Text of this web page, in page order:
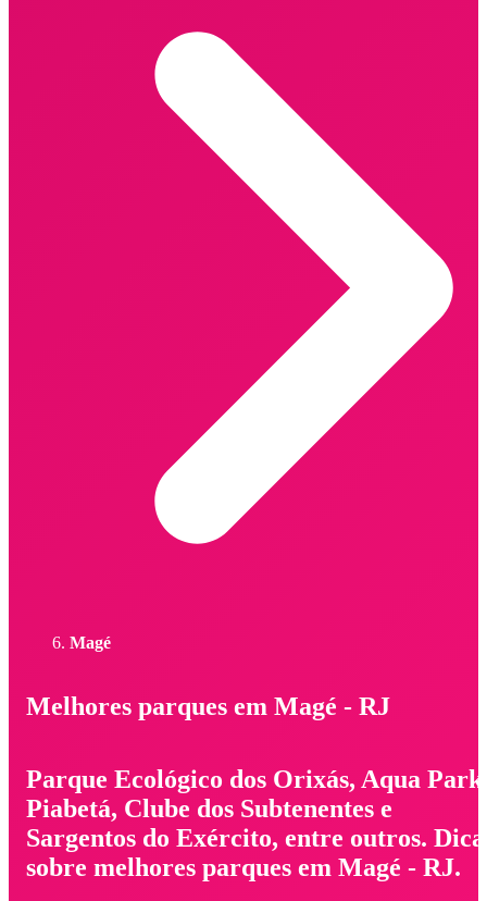
Magé
Melhores parques em Magé - RJ
Parque Ecológico dos Orixás, Aqua Park
Piabetá, Clube dos Subtenentes e
Sargentos do Exército, entre outros.
sobre melhores parques em Magé - RJ.